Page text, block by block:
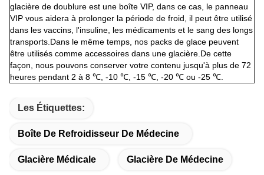
glacière de doublure est une boîte VIP, dans ce cas, le panneau
VIP vous aidera à prolonger la période de froid, il peut être utilisé
dans les vaccins, l'insuline, les médicaments et le sang des longs
transports.Dans le même temps, nos packs de glace peuvent
être utilisés comme accessoires dans une glacière.De cette
façon, nous pouvons conserver votre contenu jusqu'à plus de 72
heures pendant 2 à 8 ℃, -10 ℃, -15 ℃, -20 ℃ ou -25 ℃.
Les Étiquettes:
Boîte De Refroidisseur De Médecine
Glacière Médicale Glacière De Médecine